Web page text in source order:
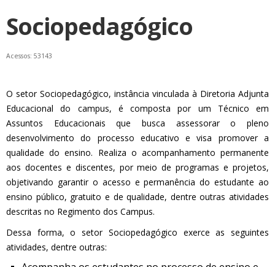
Sociopedagógico
Acessos: 53143
O setor Sociopedagógico, instância vinculada à Diretoria Adjunta
Educacional do campus, é composta por um Técnico em
Assuntos Educacionais que busca assessorar o pleno
desenvolvimento do processo educativo e visa promover a
qualidade do ensino. Realiza o acompanhamento permanente
aos docentes e discentes, por meio de programas e projetos,
objetivando garantir o acesso e permanência do estudante ao
ensino público, gratuito e de qualidade, dentre outras atividades
descritas no Regimento dos Campus.
Dessa forma, o setor Sociopedagógico exerce as seguintes
atividades, dentre outras: